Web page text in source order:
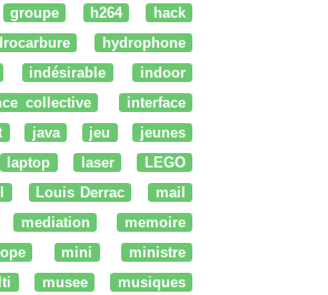
groupe h264
hack
hydrophone
indésirable
indoor
collective
interface
java jeu
jeunes
laptop laser
LEGO
Louis Derrac
mail
mediation
memoire
mini
ministre
musee
musiques